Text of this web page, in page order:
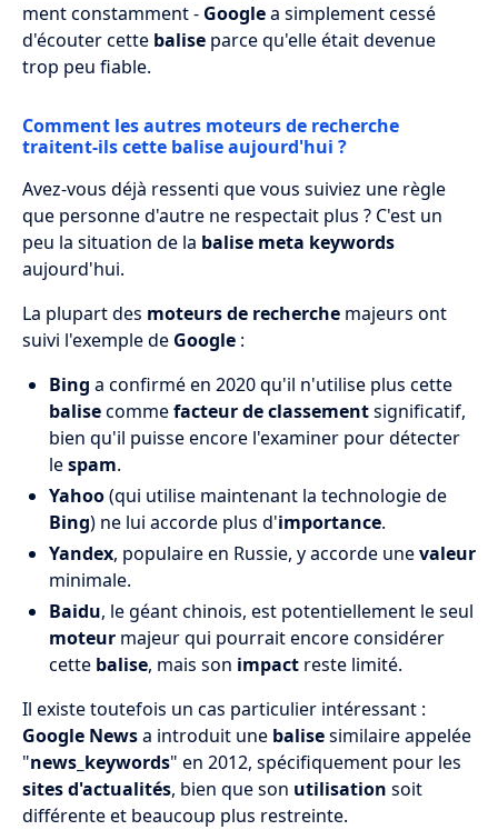
ment constamment - Googlea simplement cessé
d'écouter cette balise parce qu'elle était devenue
trop peu fiable.
Comment les autres moteurs de recherche
traitent-ils cette balise aujourd'hui ?
Avez-vous déjà ressenti que vous suiviez une règle
que personne d'autre ne respectait plus ? C'est un
peu la situation de la balise meta keywords
aujourd'hui.
La plupart des moteurs de recherche majeurs ont
suivi l'exemple de Google :
Bing a confirmé en 2020 qu'il n'utilise plus cette
balisecommefacteur de classementsignificatif,
bien qu'il puisse encore l'examiner pour détecter
lespam.
Yahoo(qui utilise maintenant la technologie de
Bing) ne lui accorde plus d'importance.
Yandex, populaire en Russie, y accorde unevaleur
minimale.
Baidu, le géant chinois, est potentiellement le seul
moteur majeur qui pourrait encore considérer
cette balise, mais son impact reste limité.
Il existe toutefois un cas particulier intéressant :
Google Newsa introduit une balisesimilaire appelée
"news_keywords" en 2012, spécifiquement pour les
sites d'actualités, bien que son utilisation soit
différente et beaucoup plus restreinte.